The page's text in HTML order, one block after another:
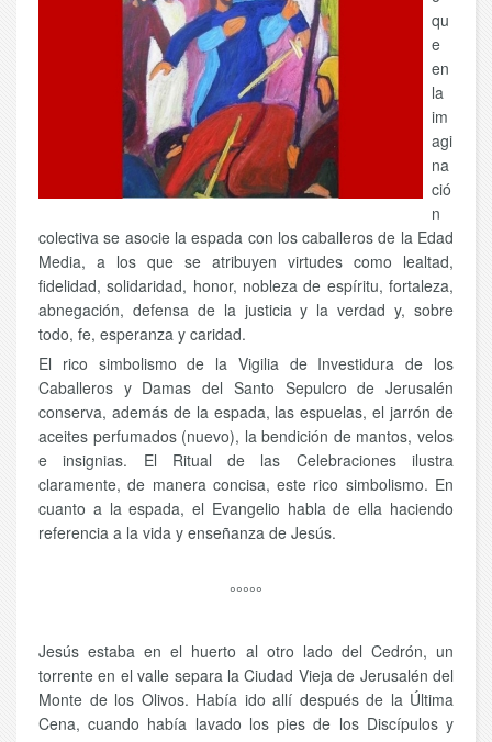
qu
e
en
la
im
agi
na
ció
n
colectiva se asocie la espada con los caballeros de la Edad
Media, a los que se atribuyen virtudes como lealtad,
fidelidad, solidaridad, honor, nobleza de espíritu, fortaleza,
abnegación, defensa de la justicia y la verdad y, sobre
todo, fe, esperanza y caridad.
El rico simbolismo de la Vigilia de Investidura de los
Caballeros y Damas del Santo Sepulcro de Jerusalén
conserva, además de la espada, las espuelas, el jarrón de
aceites perfumados (nuevo), la bendición de mantos, velos
e insignias. El Ritual de las Celebraciones ilustra
claramente, de manera concisa, este rico simbolismo. En
cuanto a la espada, el Evangelio habla de ella haciendo
referencia a la vida y enseñanza de Jesús.
°°°°°
Jesús estaba en el huerto al otro lado del Cedrón, un
torrente en el valle separa la Ciudad Vieja de Jerusalén del
Monte de los Olivos. Había ido allí después de la Última
Cena, cuando había lavado los pies de los Discípulos y